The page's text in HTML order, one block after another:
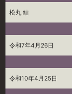
松丸 結
令和7年4月26日
令和10年4月25日